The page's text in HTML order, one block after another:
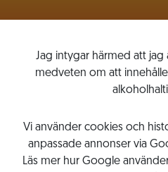
Jag intygar härmed att jag
medveten om att
Vi använder cookies och
anpassade annonser via
Läs mer hur Google